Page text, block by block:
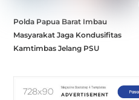
Polda Papua Barat Imbau
Masyarakat Jaga Kondusifitas
Kamtimbas Jelang PSU